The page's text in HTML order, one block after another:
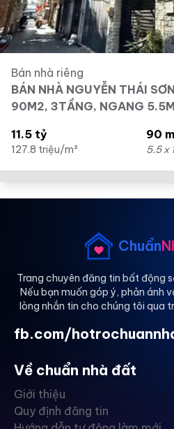
Bán nhà riêng
BÁN NHÀ NGUYỄN THÁI
90M2, 3TẦNG, NGANG
11.5 tỷ
127.8 triệu/m²
90
5.5 x
Chuẩn
Trang chuyên đăng tin bất động
Nếu bạn muốn góp ý, phản ánh
lòng nhắn tin cho chúng tôi qua
fb.com/
Về chuẩn nhà đất
Giới thiệu
Quy định đăng tin